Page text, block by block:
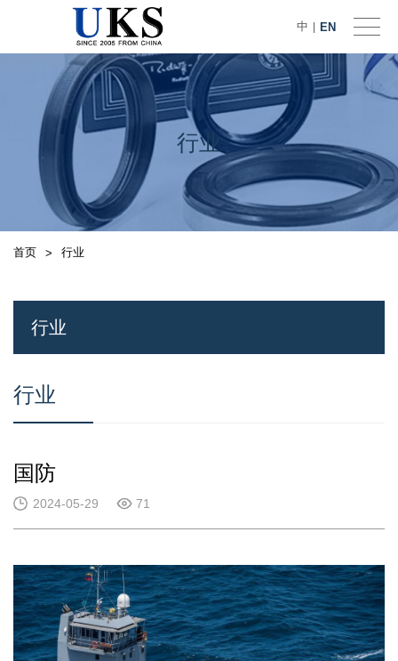
中 EN
行业
首页 > 行业
行业
行业
国防
2024-05-29 71